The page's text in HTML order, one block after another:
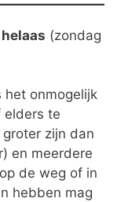
(zondag
het onmogelijk
elders te
zijn dan
en meerdere
de weg of in
hebben mag